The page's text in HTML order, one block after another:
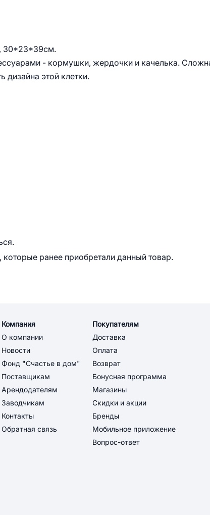
30*23*39см.
- кормушки, жердочки и качелька.
дизайна этой клетки.
которые ранее приобретали данный товар.
Компания
О компании
Новости
Фонд "Счастье в дом"
Поставщикам
Арендодателям
Заводчикам
Контакты
Обратная связь
Покупателям
Доставка
Оплата
Возврат
Бонусная программа
Магазины
Скидки и акции
Бренды
Мобильное приложение
Вопрос-ответ